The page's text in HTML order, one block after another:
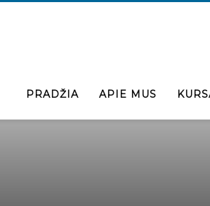
PRADŽIA APIE MUS